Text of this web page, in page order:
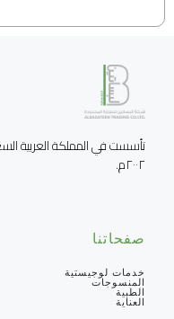
٢٠٠٢م.
صفحاتنا
خدمات لوجيستية
المنسوجات
الطبية
العناية